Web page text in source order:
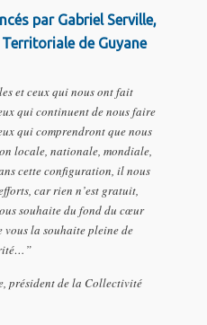
par Gabriel Serville,
de Guyane
et ceux qui nous ont fait
qui continuent de nous faire
qui comprendront que nous
locale, nationale, mondiale,
cette configuration, il nous
car rien n’est gratuit,
souhaite du fond du cœur
vous la souhaite pleine de
président de la Collectivité